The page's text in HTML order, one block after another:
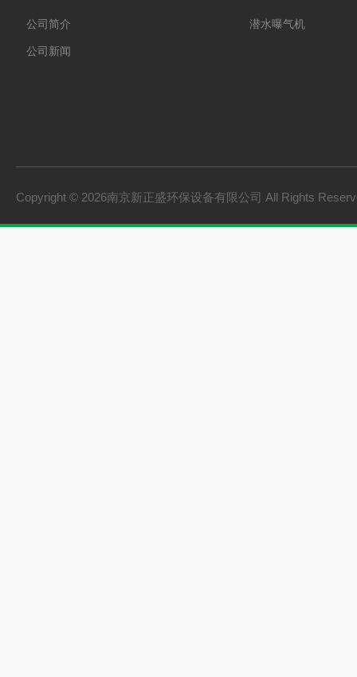
公司简介
公司新闻
潜水曝气机
Copyright © 2026南京新正盛环保设备有限公司 All Rights